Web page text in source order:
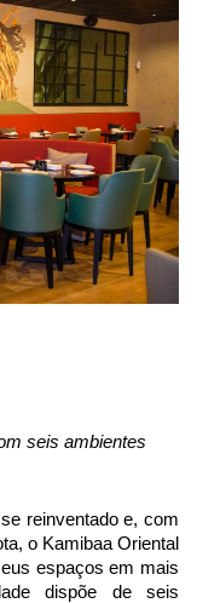
seis ambientes
reinventado e, com
o Kamibaa Oriental
espaços em mais
dispõe de seis